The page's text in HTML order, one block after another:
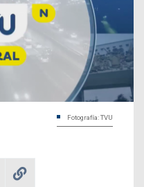
Fotografía: TVU